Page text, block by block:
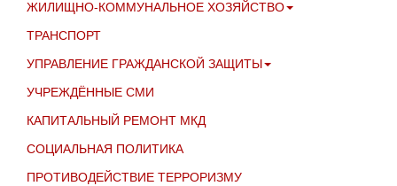
ЖИЛИЩНО-КОММУНАЛЬНОЕ ХОЗЯЙСТВО
ТРАНСПОРТ
УПРАВЛЕНИЕ ГРАЖДАНСКОЙ ЗАЩИТЫ
УЧРЕЖДЁННЫЕ СМИ
КАПИТАЛЬНЫЙ РЕМОНТ МКД
СОЦИАЛЬНАЯ ПОЛИТИКА
ПРОТИВОДЕЙСТВИЕ ТЕРРОРИЗМУ